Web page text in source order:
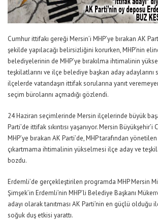
Cumhur ittifakı gereği Mersin’i MHP’ye bırakan AK
şekilde yapılacağı belirsizliğini korurken, MHP’nin
belediyelerinin de MHP’ye bırakılma ihtimalinin
teşkilatlarını ve ilçe belediye başkan aday adaylarını
ilçelerde vatandaşın ittifak sorularına yanıt
seçim bürolarını açmadığı gözlendi.
24 Haziran seçimlerinde Mersin ilçelerinde büyük
Parti’de ittifak sıkıntısı yaşanıyor. Mersin
MHP’ye bırakan AK Parti’de, MHP tarafından
çıkartmama ihtimalinin yükselmesi ilçe aday ve
bozdu.
Erdemli’de gerçekleştirilen programda MHP Mersin
Şimşek’in Erdemli’nin MHP’li Belediye Başkanı
adayı olarak tanıtması AK Parti’nin en güçlü olduğu
soğuk duş etkisi yarattı.